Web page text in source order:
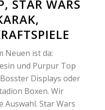
STAR WARS
Neuen ist da:
und Purpur Top
Displays oder
Boxen. Wir
Auswahl. Star Wars